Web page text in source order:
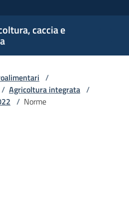
caccia e
/
/ Agricoltura integrata /
/ Norme